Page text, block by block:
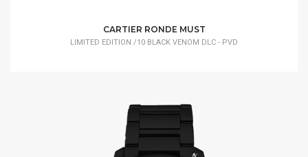
CARTIER RONDE MUST
LIMITED EDITION /10 BLACK VENOM DLC - PVD